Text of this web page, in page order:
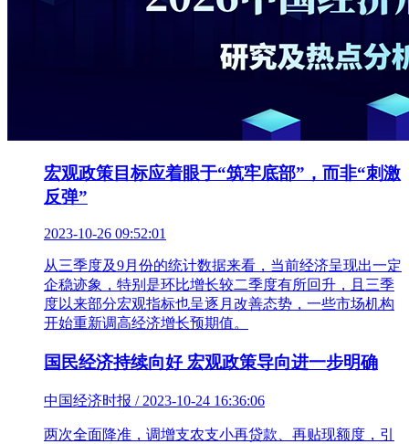
宏观政策目标应着眼于“筑牢底部”，而非“刺激
反弹”
2023-10-26 09:52:01
从三季度及9月份的统计数据来看，当前经济呈现出一定
企稳迹象，特别是环比增长较二季度有所回升，且三季
度以来部分宏观指标也呈逐月改善态势，一些市场机构
开始重新调高经济增长预期值。
国民经济持续向好 宏观政策导向进一步明确
中国经济时报 / 2023-10-24 16:36:06
两次全面降准，调增支农支小再贷款、再贴现额度，引